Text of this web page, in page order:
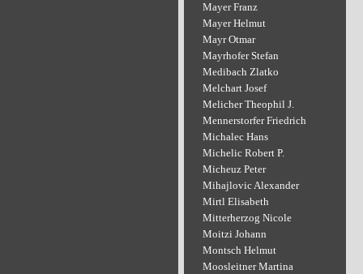
Mayer Franz
Mayer Helmut
Mayr Otmar
Mayrhofer Stefan
Medibach Zlatko
Melchart Josef
Melicher Theophil J.
Mennerstorfer Friedrich
Michalec Hans
Michelic Robert P.
Micheuz Peter
Mihajlovic Alexander
Mirtl Elisabeth
Mitterherzog Nicole
Moitzi Johann
Montsch Helmut
Moosleitner Martina